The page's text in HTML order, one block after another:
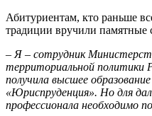
Абитуриентам, кто раньше
традиции вручили памятные
– Я – сотрудник
территориальной политики
получила высшее
«Юриспруденция». Но для
профессионала необходимо